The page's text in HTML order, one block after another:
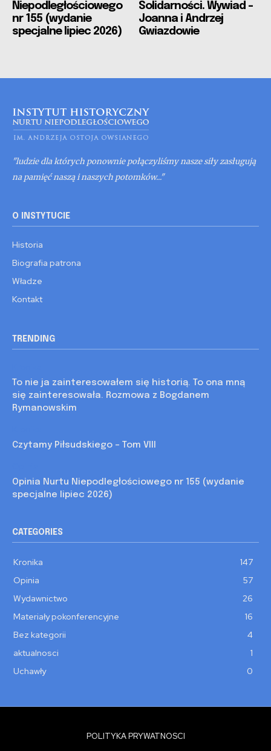
Niepodległościowego
nr 155 (wydanie
specjalne lipiec 2026)
Solidarności. Wywiad –
Joanna i Andrzej
Gwiazdowie
"ludzie dla których ponownie połączyliśmy nasze siły zasługują
na pamięć naszą i naszych potomków..."
O INSTYTUCIE
Historia
Biografia patrona
Władze
Kontakt
TRENDING
To nie ja zainteresowałem się historią. To ona mną
się zainteresowała. Rozmowa z Bogdanem
Rymanowskim
Czytamy Piłsudskiego – Tom VIII
Opinia Nurtu Niepodległościowego nr 155 (wydanie
specjalne lipiec 2026)
CATEGORIES
Kronika
147
Opinia
57
Wydawnictwo
26
Materiały pokonferencyjne
16
Bez kategorii
4
aktualnosci
1
Uchawły
0
POLITYKA PRYWATNOSCI